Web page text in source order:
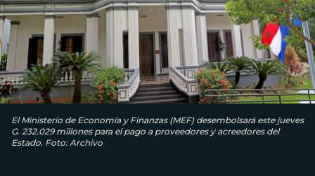
El Ministerio de Economía y Finanzas (MEF) desembolsará este jueves
G. 232.029 millones para el pago a proveedores y acreedores del
Estado. Foto: Archivo